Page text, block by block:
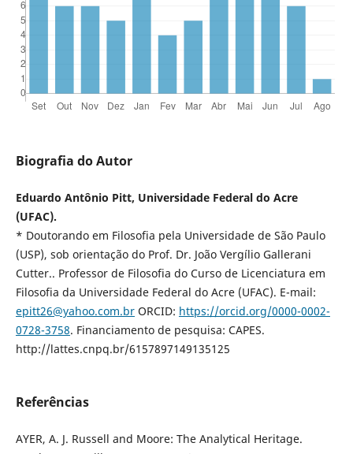
Biografia do Autor
Eduardo Antônio Pitt, Universidade Federal do Acre
(UFAC).
* Doutorando em Filosofia pela Universidade de São Paulo
(USP), sob orientação do Prof. Dr. João Vergílio Gallerani
Cutter.. Professor de Filosofia do Curso de Licenciatura em
Filosofia da Universidade Federal do Acre (UFAC). E-mail:
epitt26@yahoo.com.brORCID: https://orcid.org/0000-0002-
0728-3758. Financiamento de pesquisa: CAPES.
http://lattes.cnpq.br/6157897149135125
Referências
AYER, A. J. Russell and Moore: The Analytical Heritage.